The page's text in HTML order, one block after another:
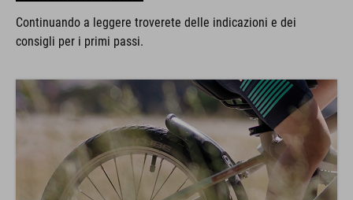
Continuando a leggere troverete delle indicazioni e dei
consigli per i primi passi.